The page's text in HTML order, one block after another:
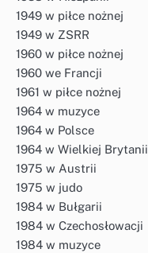
1949 w piłce nożnej
1949 w ZSRR
1960 w piłce nożnej
1960 we Francji
1961 w piłce nożnej
1964 w muzyce
1964 w Polsce
1964 w Wielkiej Brytanii
1975 w Austrii
1975 w judo
1984 w Bułgarii
1984 w Czechosłowacji
1984 w muzyce